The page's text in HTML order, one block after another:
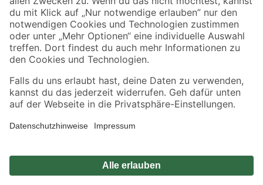
Jetzt die toom-App herunterladen
Alle Preisangaben in EUR inkl. gesetzl. MwSt.. Die dargestellten Angebote sind unter
Umständen nicht in allen Märkten verfügbar. Die angegebenen Verfügbarkeiten beziehen
Produkte nur solange der Vorrat reicht.
*Paketversand ab 59 € versandkostenfrei, gilt nicht für Artikel mit Speditionsversand, hier
Privatsphäre Impressum
Nutzungsbedingungen
Widerrufsrecht Vertrag widerrufen